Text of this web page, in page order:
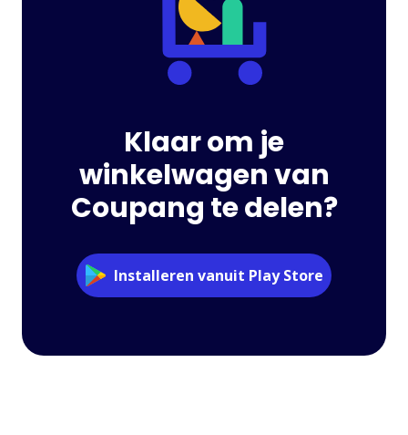
Klaar om je
winkelwagen van
Coupang te delen?
Installeren vanuit Play Store